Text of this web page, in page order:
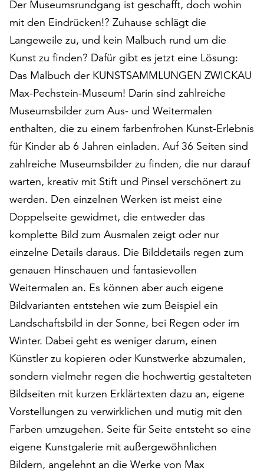
auf
„Alle
akzeptieren“,
um
Cookies
zu
akzeptieren.
können
Ihr
Einverständnis
jederzeit
ändern
und
widerrufen.
Dafür
steht
Ihnen
am
Ende
Seite
die
Schaltfläche
„Cookie-
Einstellungen“
zur
Verfügung.
Funktionale
Cookies
werden
auch
ohne
Der Museumsrundgang ist geschafft, doch wohin
mit den Eindrücken!? Zuhause schlägt die
Langeweile zu, und kein Malbuch rund um die
Kunst zu finden? Dafür gibt es jetzt eine Lösung:
Das Malbuch der KUNSTSAMMLUNGEN ZWICKAU
Max-Pechstein-Museum! Darin sind zahlreiche
Museumsbilder zum Aus- und Weitermalen
enthalten, die zu einem farbenfrohen Kunst-Erlebnis
für Kinder ab 6 Jahren einladen. Auf 36 Seiten sind
zahlreiche Museumsbilder zu finden, die nur darauf
warten, kreativ mit Stift und Pinsel verschönert zu
werden. Den einzelnen Werken ist meist eine
Doppelseite gewidmet, die entweder das
komplette Bild zum Ausmalen zeigt oder nur
einzelne Details daraus. Die Bilddetails regen zum
genauen Hinschauen und fantasievollen
Weitermalen an. Es können aber auch eigene
Bildvarianten entstehen wie zum Beispiel ein
Landschaftsbild in der Sonne, bei Regen oder im
Winter. Dabei geht es weniger darum, einen
Künstler zu kopieren oder Kunstwerke abzumalen,
sondern vielmehr regen die hochwertig gestalteten
Bildseiten mit kurzen Erklärtexten dazu an, eigene
Vorstellungen zu verwirklichen und mutig mit den
Farben umzugehen. Seite für Seite entsteht so eine
eigene Kunstgalerie mit außergewöhnlichen
Bildern, angelehnt an die Werke von Max